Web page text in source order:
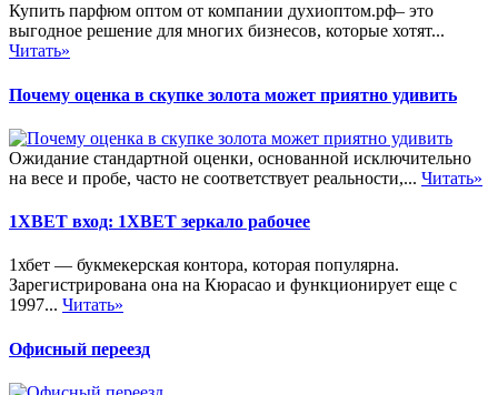
Купить парфюм оптом от компании духиоптом.рф– это
выгодное решение для многих бизнесов, которые хотят...
Читать»
Почему оценка в скупке золота может приятно удивить
Ожидание стандартной оценки, основанной исключительно
на весе и пробе, часто не соответствует реальности,... Читать»
1XBET вход: 1XBET зеркало рабочее
1хбет — букмекерская контора, которая популярна.
Зарегистрирована она на Кюрасао и функционирует еще с
1997... Читать»
Офисный переезд